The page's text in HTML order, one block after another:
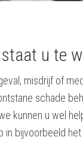
u te
misdrijf of
schade
kunnen u wel
bijvoorbeeld het